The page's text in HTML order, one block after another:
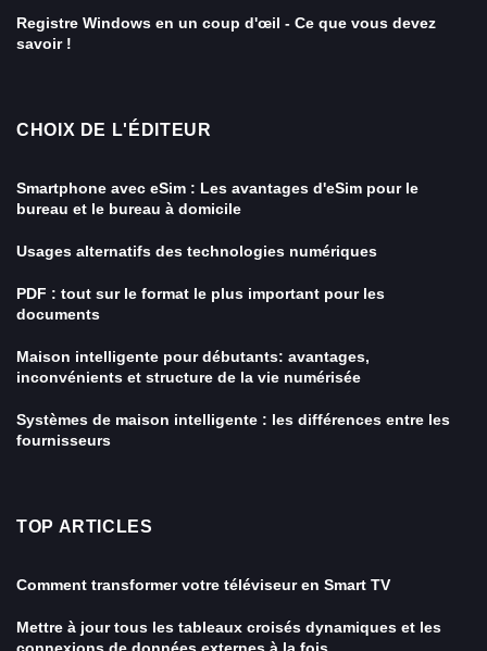
Registre Windows en un coup d'œil - Ce que vous devez
savoir !
CHOIX DE L'ÉDITEUR
Smartphone avec eSim : Les avantages d'eSim pour le
bureau et le bureau à domicile
Usages alternatifs des technologies numériques
PDF : tout sur le format le plus important pour les
documents
Maison intelligente pour débutants: avantages,
inconvénients et structure de la vie numérisée
Systèmes de maison intelligente : les différences entre les
fournisseurs
TOP ARTICLES
Comment transformer votre téléviseur en Smart TV
Mettre à jour tous les tableaux croisés dynamiques et les